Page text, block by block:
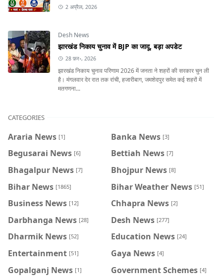
2 अप्रैल, 2026
Desh News
झारखंड निकाय चुनाव में BJP का जादू, बड़ा अपडेट
28 फ़र॰, 2026
झारखंड निकाय चुनाव परिणाम 2026 में जनता ने शहरों की सरकार चुन ली
है। मंगलवार देर रात तक रांची, हजारीबाग, जमशेदपुर समेत कई शहरों में
मतगणना...
CATEGORIES
Araria News [1] Banka News [3]
Begusarai News [6] Bettiah News [7]
Bhagalpur News [7] Bhojpur News [8]
Bihar News [1865] Bihar Weather News [51]
Business News [12] Chhapra News [2]
Darbhanga News [28] Desh News [277]
Dharmik News [52] Education News [24]
Entertainment [51] Gaya News [4]
Gopalganj News [1] Government Schemes [4]